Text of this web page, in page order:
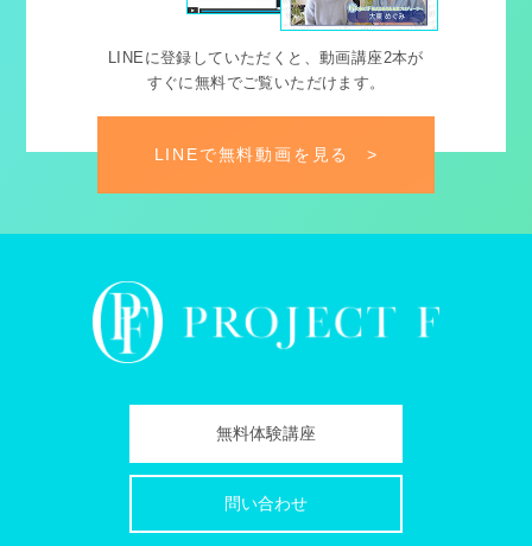
LINEに登録していただくと、動画講座2本が
すぐに無料でご覧いただけます。
LINEで無料動画を見る >
無料体験講座
問い合わせ